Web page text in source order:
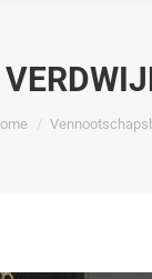
bent hier: